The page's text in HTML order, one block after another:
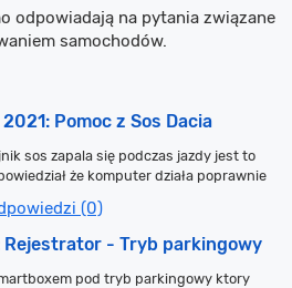
odpowiadają na pytania związane
samochodów.
Pomoc z Sos Dacia
sos zapala się podczas jazdy jest to
że komputer działa poprawnie
(0)
Rejestrator - Tryb parkingowy
pod tryb parkingowy ktory